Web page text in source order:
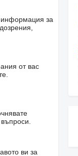
информация за
от вас
ви за